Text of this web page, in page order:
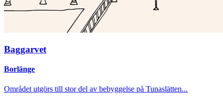
Baggarvet
Borlänge
Området utgörs till stor del av bebyggelse på Tunaslätten...